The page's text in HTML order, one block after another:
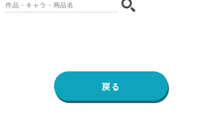
戻る